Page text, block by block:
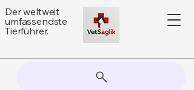
Der weltweit
umfassendste
Tierführer.